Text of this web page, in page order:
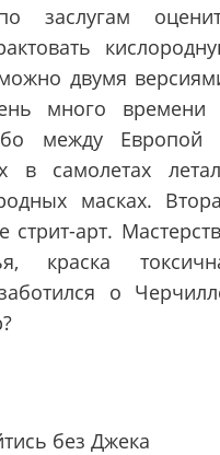
заслугам
двумя
много времени
между Европой
в самолетах
масках.
арт.
краска
о
без Джека